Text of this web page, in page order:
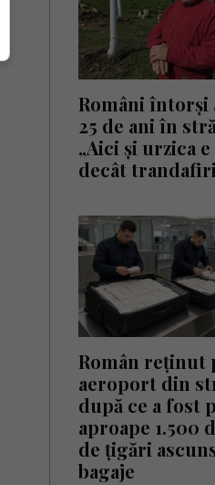
Români întorși
25 de ani în
„Aici și urzica
decât
Român reținut
aeroport din
după ce a fost
aproape 1.500
de țigări
bagaje